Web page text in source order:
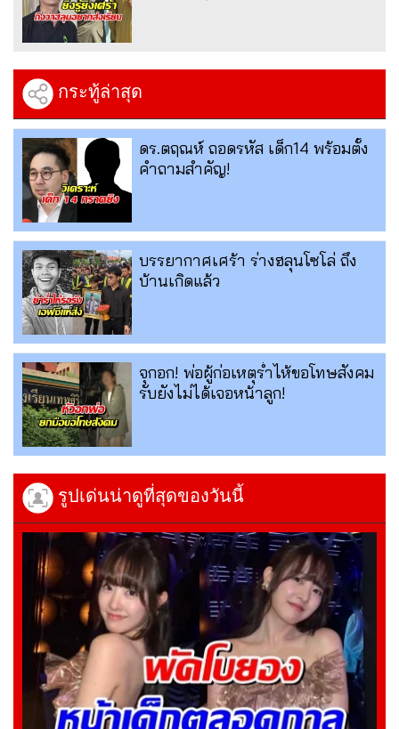
กระทู้ล่าสุด
ดร.ตฤณห์ ถอดรหัส เด็ก14 พร้อมตั้ง
คำถามสำคัญ!
บรรยากาศเศร้า ร่างฮลุนโซโล่ ถึง
บ้านเกิดแล้ว
จุกอก! พ่อผู้ก่อเหตุร่ำไห้ขอโทษสังคม
รับยังไม่ได้เจอหน้าลูก!
รูปเด่นน่าดูที่สุดของวันนี้